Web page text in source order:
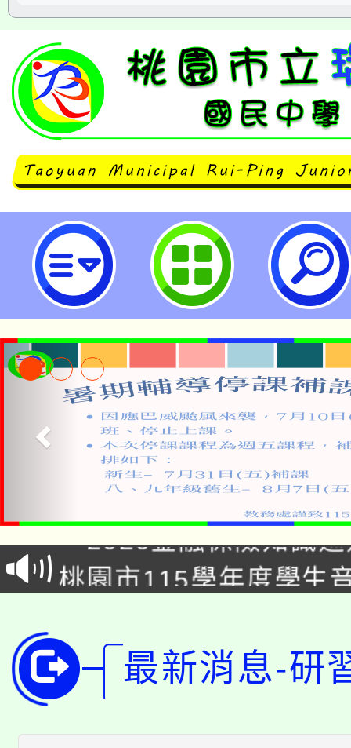
大溪自造教育及科技中心114年三
園市立瑞坪國民中學
「2026金融保險知識
車」活動
桃園市115學年度學生
代理(課)教師甄選結果(
公告本校115學年度第
代理(課)教師甄選結果(
轉知中國文化大學推廣
《TA101》溝通分析基
最新消息-研